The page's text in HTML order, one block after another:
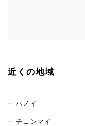
近くの地域
ハノイ
チェンマイ